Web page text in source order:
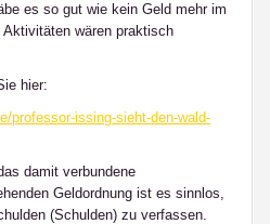
es so gut wie kein Geld mehr im
wären praktisch
hier:
professor-issing-sieht-den-wald-
damit verbundene
Geldordnung ist es sinnlos,
(Schulden) zu verfassen.